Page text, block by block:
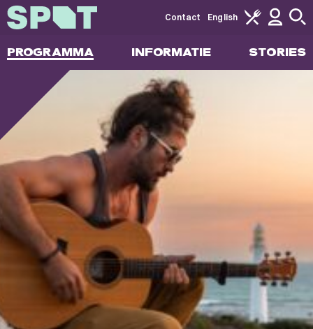
PROGRAMMA INFORMATIE STORIES
Contact English